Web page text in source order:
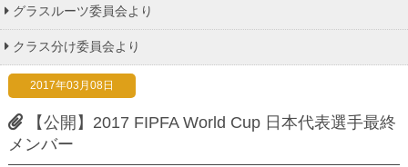
グラスルーツ委員会より
クラス分け委員会より
2017年03月08日
【公開】2017 FIPFA World Cup 日本代表選手最終
メンバー